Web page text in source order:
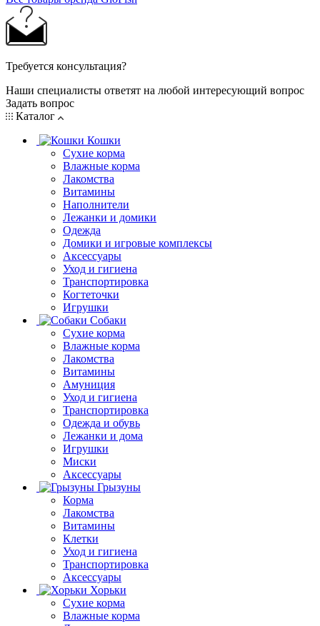
Требуется консультация?
Наши специалисты ответят на любой интересующий вопрос
Задать вопрос
Каталог
Кошки
Сухие корма
Влажные корма
Лакомства
Витамины
Наполнители
Лежанки и домики
Одежда
Домики и игровые комплексы
Аксессуары
Уход и гигиена
Транспортировка
Когтеточки
Игрушки
Собаки
Сухие корма
Влажные корма
Лакомства
Витамины
Амуниция
Уход и гигиена
Транспортировка
Одежда и обувь
Лежанки и дома
Игрушки
Миски
Аксессуары
Грызуны
Корма
Лакомства
Витамины
Клетки
Уход и гигиена
Транспортировка
Аксессуары
Хорьки
Сухие корма
Влажные корма